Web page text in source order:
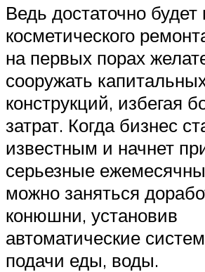
Ведь достаточно будет
косметического
на первых порах
сооружать
конструкций, избегая
затрат. Когда бизнес
известным и начнет
серьезные
можно заняться
конюшни, установив
автоматические
подачи еды, воды.